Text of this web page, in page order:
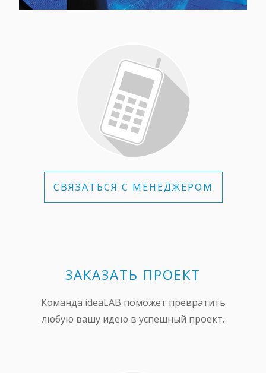
СВЯЗАТЬСЯ С МЕНЕДЖЕРОМ
ЗАКАЗАТЬ ПРОЕКТ
Команда ideaLAB поможет превратить
любую вашу идею в успешный проект.